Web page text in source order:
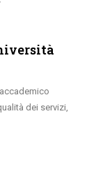
dei servizi,